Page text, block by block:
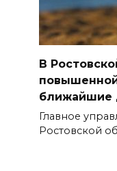
В
ближайшие
Главное
Ростовской